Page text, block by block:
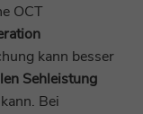
OCT
kann besser
Sehleistung
Bei
eindeutige